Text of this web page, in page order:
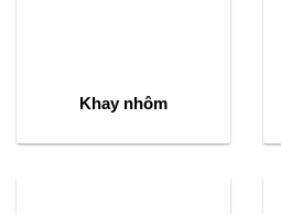
Khay nhôm